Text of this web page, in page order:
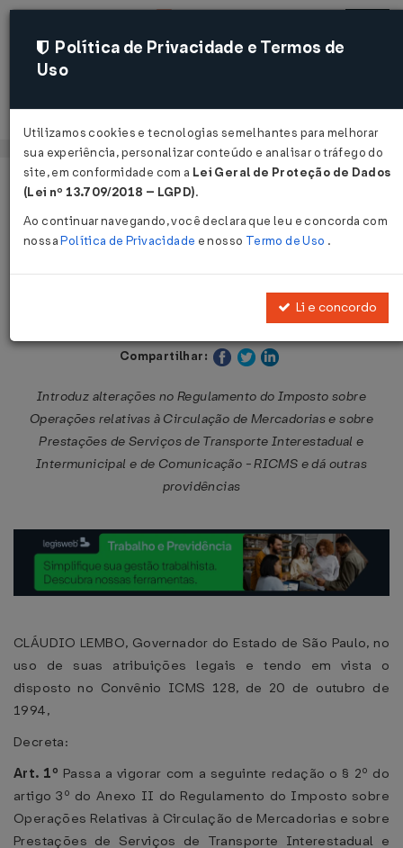
Acessar
Página Inicial Legislações
Decreto nº 50.750 de 27/04/2006
Publicado no DOE - SP em 28 abr 2006
Compartilhar:
Introduz alterações no Regulamento do Imposto sobre
Operações relativas à Circulação de Mercadorias e sobre
Prestações de Serviços de Transporte Interestadual e
Intermunicipal e de Comunicação - RICMS e dá outras
providências
CLÁUDIO LEMBO, Governador do Estado de São Paulo, no
uso de suas atribuições legais e tendo em vista o
disposto no Convênio ICMS 128, de 20 de outubro de
1994,
Decreta:
Art. 1º Passa a vigorar com a seguinte redação o § 2º do
artigo 3º do Anexo II do Regulamento do Imposto sobre
Operações Relativas à Circulação de Mercadorias e sobre
Prestações de Serviços de Transporte Interestadual e
Política de Privacidade e Termos de
Uso
Utilizamos cookies e tecnologias semelhantes para melhorar
sua experiência, personalizar conteúdo e analisar o tráfego do
site, em conformidade com a Lei Geral de Proteção de Dados
(Lei nº 13.709/2018 – LGPD).
Ao continuar navegando, você declara que leu e concorda com
nossaPolítica de Privacidade e nosso Termo de Uso .
Li e concordo